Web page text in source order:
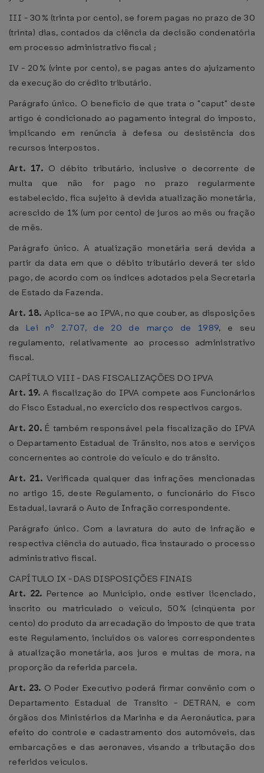
III - 30% (trinta por cento), se forem pagas no prazo de 30
(trinta) dias, contados da ciência da decisão condenatória
em processo administrativo fiscal ;
IV - 20% (vinte por cento), se pagas antes do ajuizamento
da execução do crédito tributário.
Parágrafo único. O benefício de que trata o "caput" deste
artigo é condicionado ao pagamento integral do imposto,
implicando em renúncia à defesa ou desistência dos
recursos interpostos.
Art. 17. O débito tributário, inclusive o decorrente de
multa que não for pago no prazo regularmente
estabelecido, fica sujeito à devida atualização monetária,
acrescido de 1% (um por cento) de juros ao mês ou fração
de mês.
Parágrafo único. A atualização monetária será devida a
partir da data em que o débito tributário deverá ter sido
pago, de acordo com os índices adotados pela Secretaria
de Estado da Fazenda.
Art. 18. Aplica-se ao IPVA, no que couber, as disposições
da Lei nº 2.707, de 20 de março de 1989, e seu
regulamento, relativamente ao processo administrativo
fiscal.
CAPÍTULO VIII - DAS FISCALIZAÇÕES DO IPVA
Art. 19. A fiscalização do IPVA compete aos Funcionários
do Fisco Estadual, no exercício dos respectivos cargos.
Art. 20. É também responsável pela fiscalização do IPVA
o Departamento Estadual de Trânsito, nos atos e serviços
concernentes ao controle do veículo e do trânsito.
Art. 21. Verificada qualquer das infrações mencionadas
no artigo 15, deste Regulamento, o funcionário do Fisco
Estadual, lavrará o Auto de Infração correspondente.
Parágrafo único. Com a lavratura do auto de infração e
respectiva ciência do autuado, fica instaurado o processo
administrativo fiscal.
CAPÍTULO IX - DAS DISPOSIÇÕES FINAIS
Art. 22. Pertence ao Município, onde estiver licenciado,
inscrito ou matriculado o veículo, 50% (cinqüenta por
cento) do produto da arrecadação do imposto de que trata
este Regulamento, incluídos os valores correspondentes
à atualização monetária, aos juros e multas de mora, na
proporção da referida parcela.
Art. 23. O Poder Executivo poderá firmar convênio com o
Departamento Estadual de Transito - DETRAN, e com
órgãos dos Ministérios da Marinha e da Aeronáutica, para
efeito do controle e cadastramento dos automóveis, das
embarcações e das aeronaves, visando a tributação dos
referidos veículos.